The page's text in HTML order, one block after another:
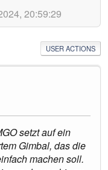
20:59:29
USER ACTIONS
setzt auf ein
Gimbal, das die
machen soll.